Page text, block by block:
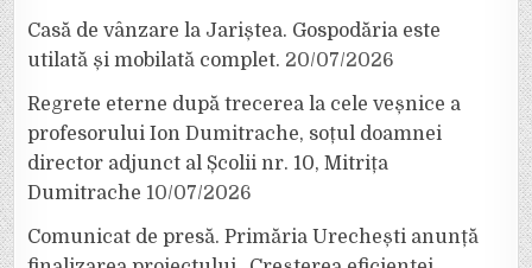
Casă de vânzare la Jariștea. Gospodăria este
utilată și mobilată complet. 20/07/2026
Regrete eterne după trecerea la cele veșnice a
profesorului Ion Dumitrache, soțul doamnei
director adjunct al Școlii nr. 10, Mitrița
Dumitrache 10/07/2026
Comunicat de presă. Primăria Urechești anunță